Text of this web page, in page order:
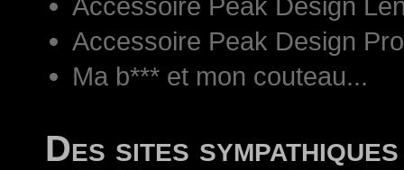
Accessoire Peak Design
Accessoire Peak Design
Ma b*** et mon couteau...
Des sites sympathiques